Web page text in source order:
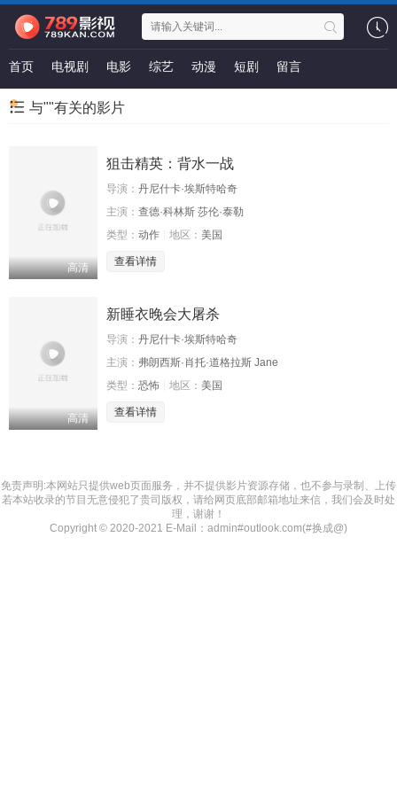
首页 电视剧 电影 综艺 动漫 短剧 留言
与""有关的影片
高清
狙击精英：背水一战
导演： 丹尼什卡·埃斯特哈奇
主演： 查德·科林斯 莎伦·泰勒
类型： 动作 地区： 美国
查看详情
高清
新睡衣晚会大屠杀
导演： 丹尼什卡·埃斯特哈奇
主演： 弗朗西斯·肖托·道格拉斯 Jane
类型： 恐怖 地区： 美国
查看详情
免责声明:本网站只提供web页面服务，并不提供影片资源存储，也不参与录制、上传
若本站收录的节目无意侵犯了贵司版权，请给网页底部邮箱地址来信，我们会及时处
理，谢谢！
Copyright © 2020-2021 E-Mail：admin#outlook.com(#换成@)